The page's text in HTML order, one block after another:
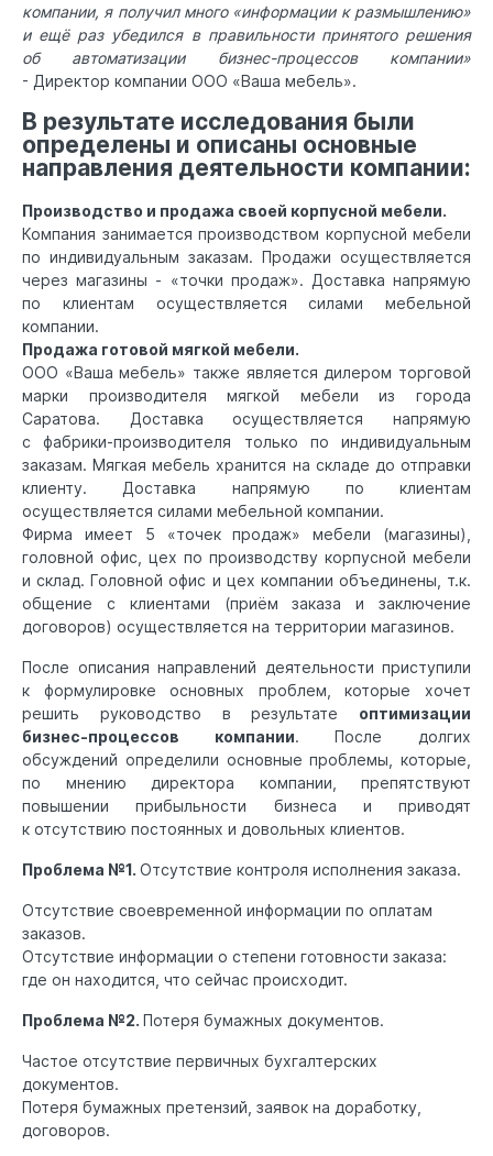
компании, я получил много «информации к размышлению»
и ещё раз убедился в правильности принятого решения
об автоматизации бизнес-процессов компании»
- Директор компании ООО «Ваша мебель».
В результате исследования были
определены и описаны основные
направления деятельности компании:
Производство и продажа своей корпусной мебели.
Компания занимается производством корпусной мебели
по индивидуальным заказам. Продажи осуществляется
через магазины - «точки продаж». Доставка напрямую
по клиентам осуществляется силами мебельной
компании.
Продажа готовой мягкой мебели.
ООО «Ваша мебель» также является дилером торговой
марки производителя мягкой мебели из города
Саратова. Доставка осуществляется напрямую
с фабрики-производителя только по индивидуальным
заказам. Мягкая мебель хранится на складе до отправки
клиенту. Доставка напрямую по клиентам
осуществляется силами мебельной компании.
Фирма имеет 5 «точек продаж» мебели (магазины),
головной офис, цех по производству корпусной мебели
и склад. Головной офис и цех компании объединены, т.к.
общение с клиентами (приём заказа и заключение
договоров) осуществляется на территории магазинов.
После описания направлений деятельности приступили
к формулировке основных проблем, которые хочет
решить руководство в результате оптимизации
бизнес-процессов компании. После долгих
обсуждений определили основные проблемы, которые,
по мнению директора компании, препятствуют
повышении прибыльности бизнеса и приводят
к отсутствию постоянных и довольных клиентов.
Проблема №1. Отсутствие контроля исполнения заказа.
Отсутствие своевременной информации по оплатам
заказов.
Отсутствие информации о степени готовности заказа:
где он находится, что сейчас происходит.
Проблема №2. Потеря бумажных документов.
Частое отсутствие первичных бухгалтерских
документов.
Потеря бумажных претензий, заявок на доработку,
договоров.